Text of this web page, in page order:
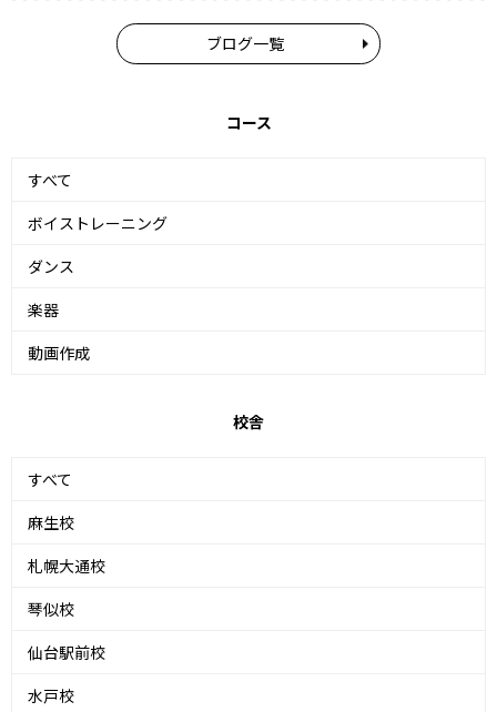
ブログ一覧
コース
すべて
ボイストレーニング
ダンス
楽器
動画作成
校舎
すべて
麻生校
札幌大通校
琴似校
仙台駅前校
水戸校